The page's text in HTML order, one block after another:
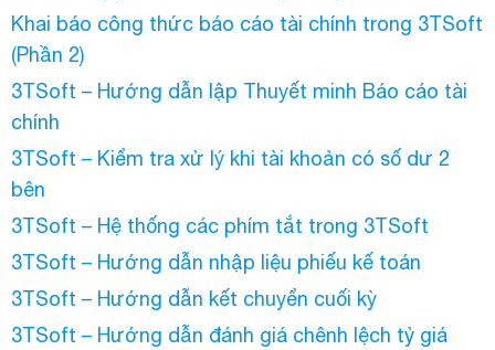
Khai báo công thức báo cáo tài chính trong 3TSoft
(Phần 2)
3TSoft – Hướng dẫn lập Thuyết minh Báo cáo tài
chính
3TSoft – Kiểm tra xử lý khi tài khoản có số dư 2
bên
3TSoft – Hệ thống các phím tắt trong 3TSoft
3TSoft – Hướng dẫn nhập liệu phiếu kế toán
3TSoft – Hướng dẫn kết chuyển cuối kỳ
3TSoft – Hướng dẫn đánh giá chênh lệch tỷ giá